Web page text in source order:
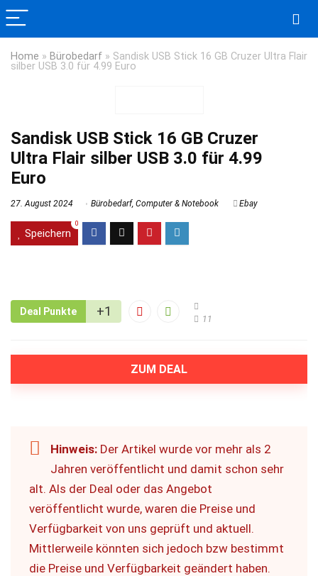
Home » Bürobedarf » Sandisk USB Stick 16 GB Cruzer Ultra Flair
silber USB 3.0 für 4.99 Euro
Sandisk USB Stick 16 GB Cruzer
Ultra Flair silber USB 3.0 für 4.99
Euro
27. August 2024 Bürobedarf, Computer & Notebook Ebay
Speichern
0
Deal Punkte +1
11
ZUM DEAL
Hinweis: Der Artikel wurde vor mehr als 2
Jahren veröffentlicht und damit schon sehr
alt. Als der Deal oder das Angebot
veröffentlicht wurde, waren die Preise und
Verfügbarkeit von uns geprüft und aktuell.
Mittlerweile könnten sich jedoch bzw bestimmt
die Preise und Verfügbarkeit geändert haben.